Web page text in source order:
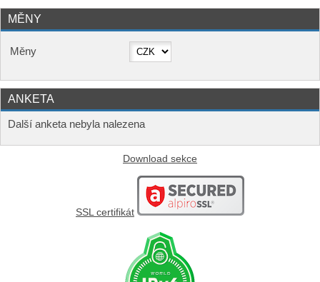
MĚNY
Měny
ANKETA
Další anketa nebyla nalezena
Download sekce
SSL certifikát